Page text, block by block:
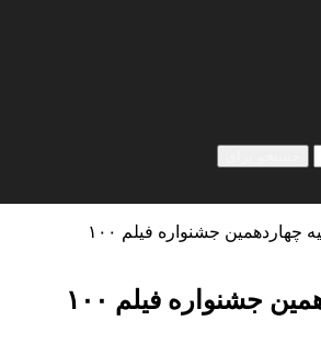
چهاردهمین جشنواره فیلم ١٠٠
جشنواره فیلم ١٠٠